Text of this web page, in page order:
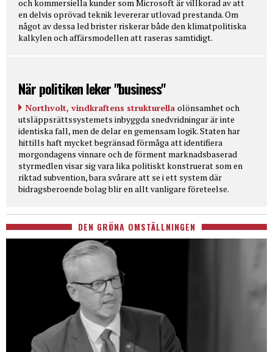
och kommersiella kunder som Microsoft är villkorad av att
en delvis oprövad teknik levererar utlovad prestanda. Om
något av dessa led brister riskerar både den klimatpolitiska
kalkylen och affärsmodellen att raseras samtidigt.
När politiken leker "business"
Northvolt, vindkraftens strukturella olönsamhet och
utsläppsrättssystemets inbyggda snedvridningar är inte
identiska fall, men de delar en gemensam logik. Staten har
hittills haft mycket begränsad förmåga att identifiera
morgondagens vinnare och de förment marknadsbaserad
styrmedlen visar sig vara lika politiskt konstruerat som en
riktad subvention, bara svårare att se i ett system där
bidragsberoende bolag blir en allt vanligare företeelse.
DEN GRÖNA OMSTÄLLNINGEN